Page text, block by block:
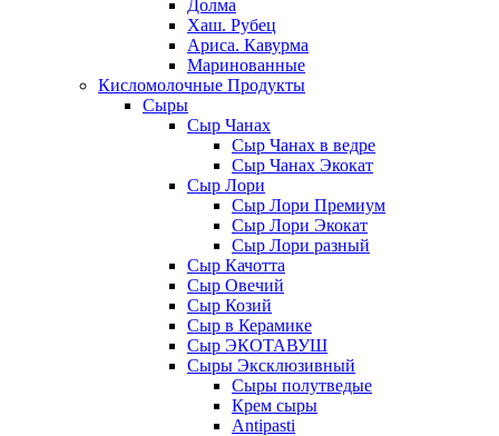
Долма
Хаш. Рубец
Ариса. Кавурма
Маринованные
Кисломолочные Продукты
Сыры
Сыр Чанах
Сыр Чанах в ведре
Сыр Чанах Экокат
Сыр Лори
Сыр Лори Премиум
Сыр Лори Экокат
Сыр Лори разный
Сыр Качотта
Сыр Овечий
Сыр Козий
Сыр в Керамике
Сыр ЭКОТАВУШ
Сыры Эксклюзивный
Сыры полутведые
Крем сыры
Antipasti